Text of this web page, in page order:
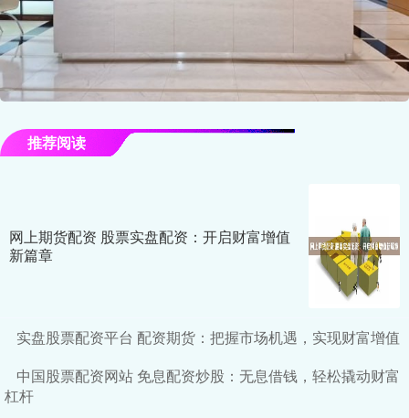
推荐阅读
网上期货配资 股票实盘配资：开启财富增值
新篇章
实盘股票配资平台 配资期货：把握市场机遇，实现财富增值
中国股票配资网站 免息配资炒股：无息借钱，轻松撬动财富
杠杆